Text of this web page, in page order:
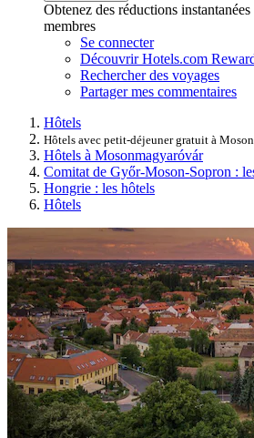
Obtenez des réductions
membres
Se connecter
Découvrir Hotels.com
Rechercher des voyages
Partager mes commentaires
Hôtels
Hôtels avec petit-déjeuner gratuit à
Hôtels à Mosonmagyaróvár
Comitat de Győr-Moson-Sopron :
Hongrie : les hôtels
Hôtels